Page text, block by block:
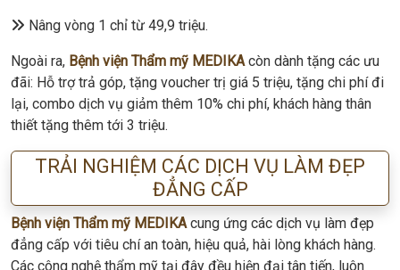
Nâng vòng 1 chỉ từ 49,9 triệu.
Ngoài ra, Bệnh viện Thẩm mỹ MEDIKAcòn dành tặng các ưu
đãi: Hỗ trợ trả góp, tặng voucher trị giá 5 triệu, tặng chi phí đi
lại, combo dịch vụ giảm thêm 10% chi phí, khách hàng thân
thiết tặng thêm tới 3 triệu.
TRẢI NGHIỆM CÁC DỊCH VỤ LÀM ĐẸP
ĐẲNG CẤP
Bệnh viện Thẩm mỹ MEDIKAcung ứng các dịch vụ làm đẹp
đẳng cấp với tiêu chí an toàn, hiệu quả, hài lòng khách hàng.
Các công nghệ thẩm mỹ tại đây đều hiện đại tân tiến, luôn